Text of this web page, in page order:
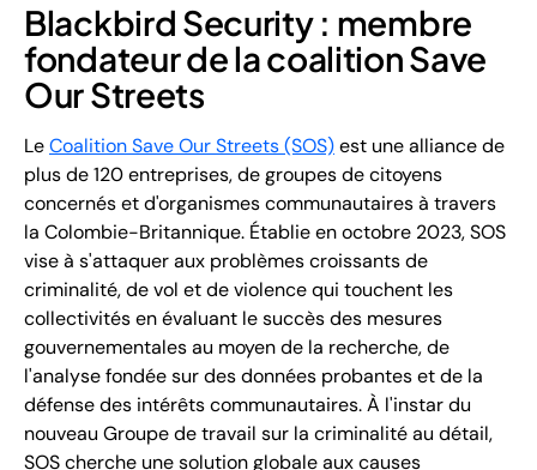
Blackbird Security : membre
fondateur de la coalition Save
Our Streets
LeCoalition Save Our Streets (SOS)est une alliance de
plus de 120 entreprises, de groupes de citoyens
concernés et d'organismes communautaires à travers
la Colombie-Britannique. Établie en octobre 2023, SOS
vise à s'attaquer aux problèmes croissants de
criminalité, de vol et de violence qui touchent les
collectivités en évaluant le succès des mesures
gouvernementales au moyen de la recherche, de
l'analyse fondée sur des données probantes et de la
défense des intérêts communautaires. À l'instar du
nouveau Groupe de travail sur la criminalité au détail,
SOS cherche une solution globale aux causes